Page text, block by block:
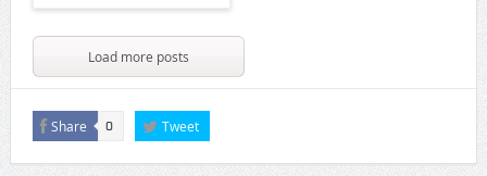
Load more posts
Share 0 Tweet